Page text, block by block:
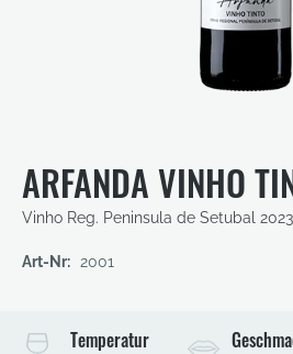
Bildergalerie
springen
ARFANDA VINHO
Vinho Reg. Peninsula de Setubal
Art-Nr: 2001
Temperatur